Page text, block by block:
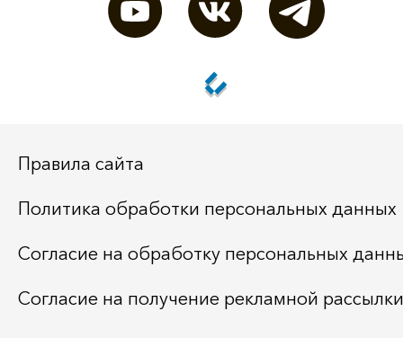
Правила сайта
Политика обработки персональных данных
Согласие на обработку персональных
Согласие на получение рекламной рассылки